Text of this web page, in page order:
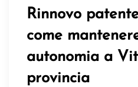
Rinnovo
come
autonomia a
provincia